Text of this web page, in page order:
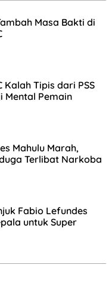
Masa Bakti di
Kalah Tipis dari PSS
Mental Pemain
Mahulu Marah,
Terlibat Narkoba
Fabio Lefundes
untuk Super